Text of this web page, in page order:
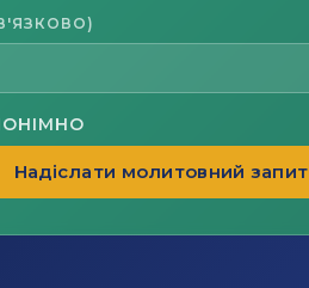
Надіслати молитовний запит